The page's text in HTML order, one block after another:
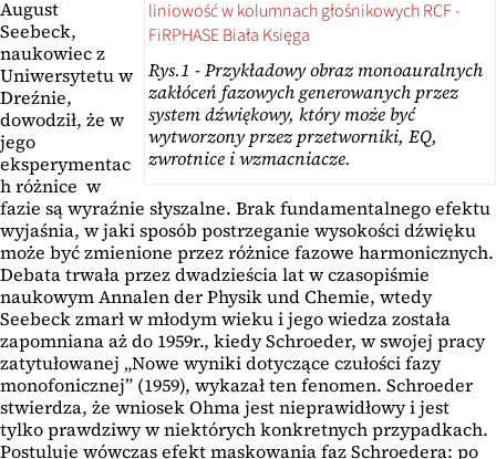
Rys.1 - Przykładowy obraz monoauralnych
zakłóceń fazowych generowanych przez
system dźwiękowy, który może być
wytworzony przez przetworniki, EQ,
zwrotnice i wzmacniacze.
August
Seebeck,
naukowiec z
Uniwersytetu w
Dreźnie,
dowodził, że w
jego
eksperymentac
h różnice w
fazie są wyraźnie słyszalne. Brak fundamentalnego efektu
wyjaśnia, w jaki sposób postrzeganie wysokości dźwięku
może być zmienione przez różnice fazowe harmonicznych.
Debata trwała przez dwadzieścia lat w czasopiśmie
naukowym Annalen der Physik und Chemie, wtedy
Seebeck zmarł w młodym wieku i jego wiedza została
zapomniana aż do 1959r., kiedy Schroeder, w swojej pracy
zatytułowanej „Nowe wyniki dotyczące czułości fazy
monofonicznej” (1959), wykazał ten fenomen. Schroeder
stwierdza, że wniosek Ohma jest nieprawidłowy i jest
tylko prawdziwy w niektórych konkretnych przypadkach.
Postuluje wówczas efekt maskowania faz Schroedera: po